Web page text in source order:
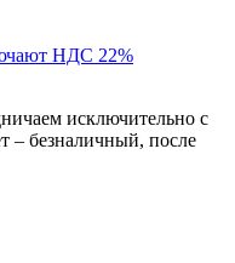
НДС 22%
исключительно с
– безналичный, после